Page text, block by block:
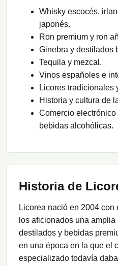
Whisky escocés,
japonés.
Ron premium y ron
Ginebra y destilados
Tequila y mezcal.
Vinos españoles e
Licores tradicionales
Historia y cultura de
Comercio
bebidas alcohólicas.
Historia de
Licorea nació en 2004 con
los aficionados una
destilados y bebidas
en una época en la que el
especializado todavía